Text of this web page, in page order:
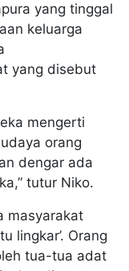
yang tinggal
keluarga
yang disebut
mengerti
orang
dengar ada
tutur Niko.
masyarakat
lingkar’. Orang
tua-tua adat